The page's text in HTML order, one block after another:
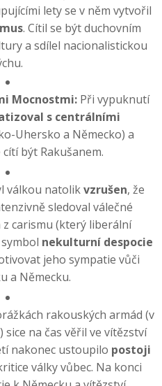
lety se v něm vytvořil
. Cítil se být duchovním
a sdílel nacionalistickou
Mocnostmi: Při vypuknutí
s centrálními
Uhersko a Německo) a
být Rakušanem.
válkou natolikvzrušen, že
sledoval válečné
z carismu (který liberální
nekulturní despocie
jeho sympatie vůči
a Německu.
rakouských armád (v
sice na čas věřil ve vítězství
nakonec ustoupilo postoji
války vůbec. Na konci